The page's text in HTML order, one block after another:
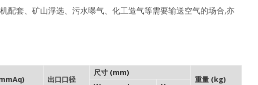
配套、矿山浮选、污水曝气、化工造气等需要输送空气的场合,亦
出口口径
尺寸 (mm)
重量 (kg)